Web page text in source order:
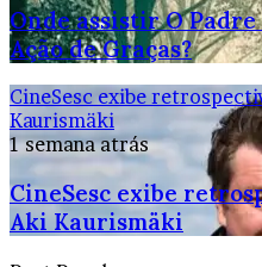
Onde assistir O Padre
Ação de Graças?
CineSesc exibe
Kaurismäki
1 semana atrás
CineSesc exibe
Aki Kaurismäki